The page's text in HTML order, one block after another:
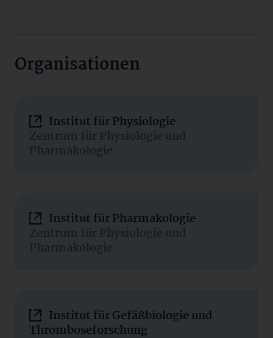
Organisationen
Institut für Physiologie
Zentrum für Physiologie und
Pharmakologie
Institut für Pharmakologie
Zentrum für Physiologie und
Pharmakologie
Institut für Gefäßbiologie und
Thromboseforschung